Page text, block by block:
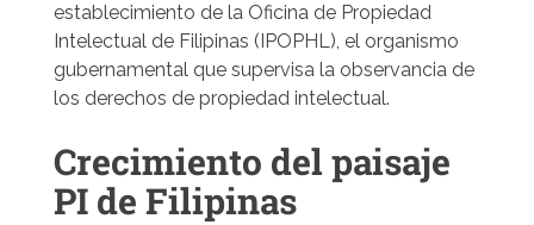
establecimiento de la Oficina de Propiedad
Intelectual de Filipinas (IPOPHL), el organismo
gubernamental que supervisa la observancia de
los derechos de propiedad intelectual.
Crecimiento del paisaje
PI de Filipinas